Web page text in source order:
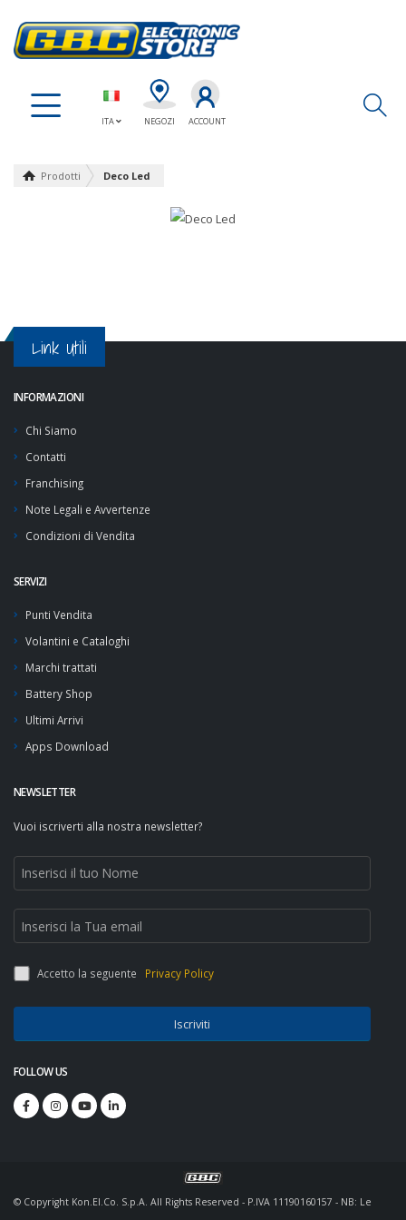
ITA NEGOZI ACCOUNT
Prodotti Deco Led
Link Utili
INFORMAZIONI
Chi Siamo
Contatti
Franchising
Note Legali e Avvertenze
Condizioni di Vendita
SERVIZI
Punti Vendita
Volantini e Cataloghi
Marchi trattati
Battery Shop
Ultimi Arrivi
Apps Download
NEWSLETTER
Vuoi iscriverti alla nostra newsletter?
Accetto la seguente Privacy Policy
Iscriviti
FOLLOW US
© Copyright Kon.El.Co. S.p.A. All Rights Reserved - P.IVA 11190160157 - NB: Le